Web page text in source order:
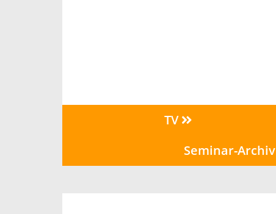
TV
Seminar-Archiv